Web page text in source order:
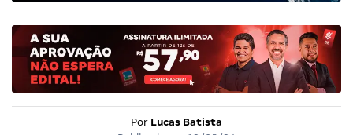
Por Lucas Batista